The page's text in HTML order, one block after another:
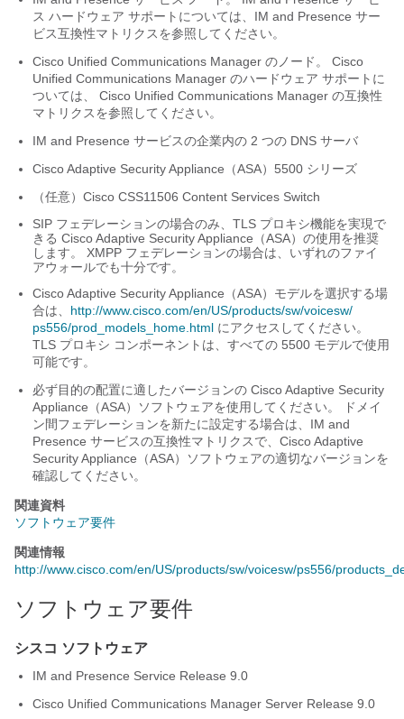
ス ハードウェア サポートについては、 IM and Presence サー
ビス互換性マトリクスを参照してください。
Cisco Unified Communications Manager のノード。 Cisco
Unified Communications Manager のハードウェア サポートに
ついては、
Cisco Unified Communications Manager の互換性
マトリクスを参照してください。
IM and Presence サービスの企業内の 2 つの DNS サーバ
CiscoAdaptive Security Appliance（ASA） 5500 シリーズ
（任意）Cisco CSS11506 Content Services Switch
SIP フェデレーションの場合のみ、TLS プロキシ機能を実現で
きる CiscoAdaptive Security Appliance（ASA） の使用を推奨
します。 XMPP フェデレーションの場合は、いずれのファイ
アウォールでも十分です。
CiscoAdaptive Security Appliance（ASA） モデルを選択する場
合は、 http:/​/​www.cisco.com/​en/​US/​products/​sw/​voicesw/​
ps556/​prod_​models_​home.html にアクセスしてください。
TLS プロキシ コンポーネントは、すべての 5500 モデルで使用
可能です。
必ず目的の配置に適したバージョンの CiscoAdaptive Security
Appliance（ASA）
ソフトウェアを使用してください。 ドメイ
ン間フェデレーションを新たに設定する場合は、 IM and
Presence サービスの互換性マトリクスで、CiscoAdaptive
Security Appliance（ASA）
ソフトウェアの適切なバージョンを
確認してください。
関連資料
ソフトウェア要件
関連情報
http://www.cisco.com/en/US/products/sw/voicesw/ps556/
ソフトウェア要件
シスコ ソフトウェア
IM and Presence Service Release 9.0
Cisco Unified Communications Manager Server Release 9.0